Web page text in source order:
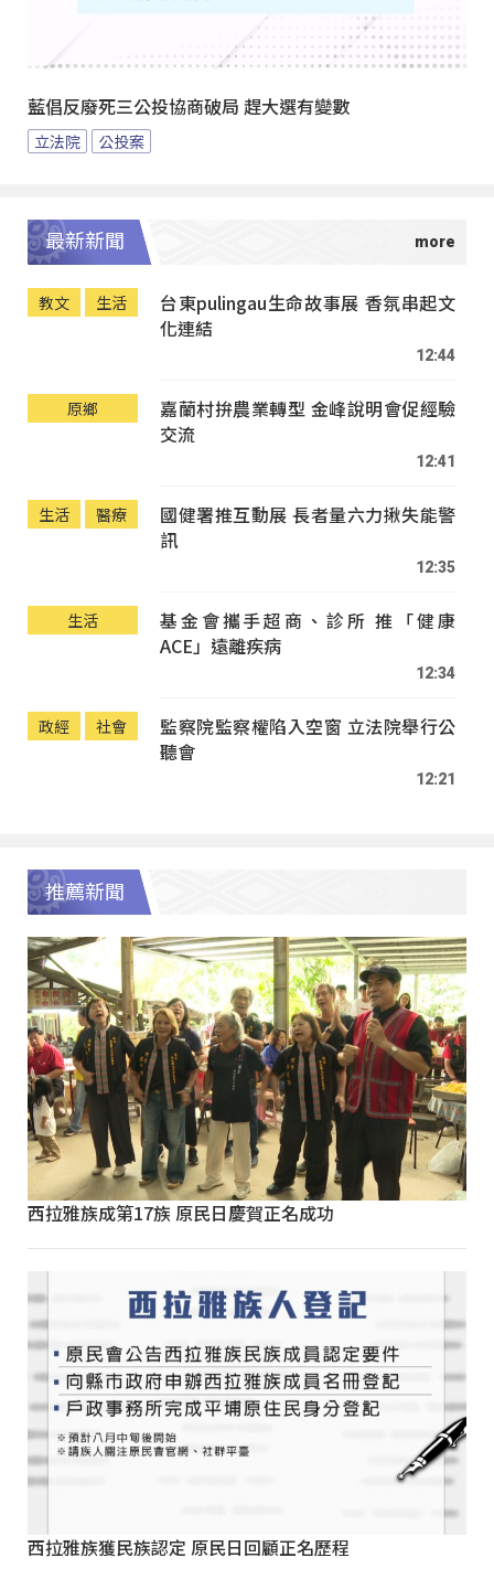
藍倡反廢死三公投協商破局 趕大選有變數
立法院 公投案
最新新聞
教文 生活
台東pulingau生命故事展 香氛串起文
化連結
12:44
原鄉
嘉蘭村拚農業轉型 金峰說明會促經驗
交流
12:41
生活 醫療
國健署推互動展 長者量六力揪失能警
訊
12:35
生活
基金會攜手超商、診所 推「健康
ACE」遠離疾病
12:34
政經 社會
監察院監察權陷入空窗 立法院舉行公
聽會
12:21
推薦新聞
西拉雅族成第17族 原民日慶賀正名成功
西拉雅族獲民族認定 原民日回顧正名歷程